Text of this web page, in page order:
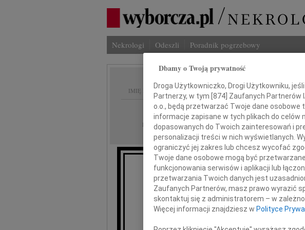
Nekrologi Odeszli Poradnik pogrzebowy
IMIĘ I NAZWISKO:
REGION: Bydgoszcz
DATA EMISJI: 26.11.2013
Arkowi
wyrazy głębokiego współczucia i
z powodu śmierci
Dbamy o Twoją prywatność
Droga Użytkowniczko, Drogi Użytkowniku,
Partnerzy, w tym [874] Zaufanych Partnerów
o.o., będą przetwarzać Twoje dane osobowe
informacje zapisane w tych plikach do
dopasowanych do Twoich zainteresowań i
personalizacji treści w nich wyświetlanych.
ograniczyć jej zakres lub chcesz wycofać
Twoje dane osobowe mogą być
funkcjonowania serwisów i aplikacji lub
przetwarzania Twoich danych jest
Zaufanych Partnerów, masz prawo wyrazić
skontaktuj się z administratorem – w
Więcej informacji znajdziesz w Polityce